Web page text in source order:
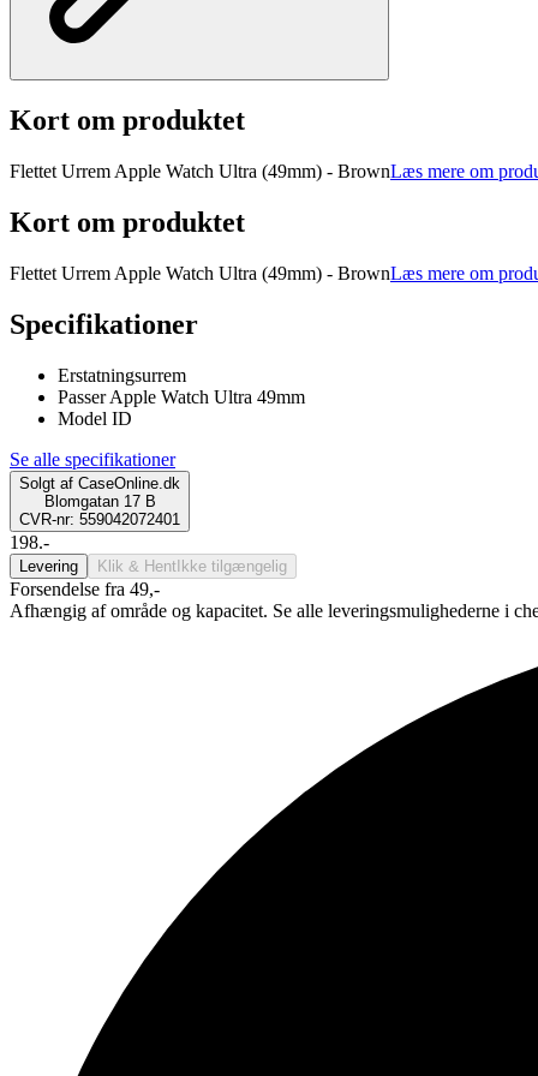
Kort om produktet
Flettet Urrem Apple Watch Ultra (49mm) - BrownLæs mere om
Kort om produktet
Flettet Urrem Apple Watch Ultra (49mm) - BrownLæs mere om
Specifikationer
Erstatningsurrem
Passer Apple Watch Ultra 49mm
Model ID
Se alle specifikationer
Solgt af CaseOnline.dk
Blomgatan 17 B
CVR-nr: 559042072401
198.-
Levering Klik & Hent Ikke tilgængelig
Forsendelse fra 49,-
Afhængig af område og kapacitet. Se alle leveringsmulighederne i